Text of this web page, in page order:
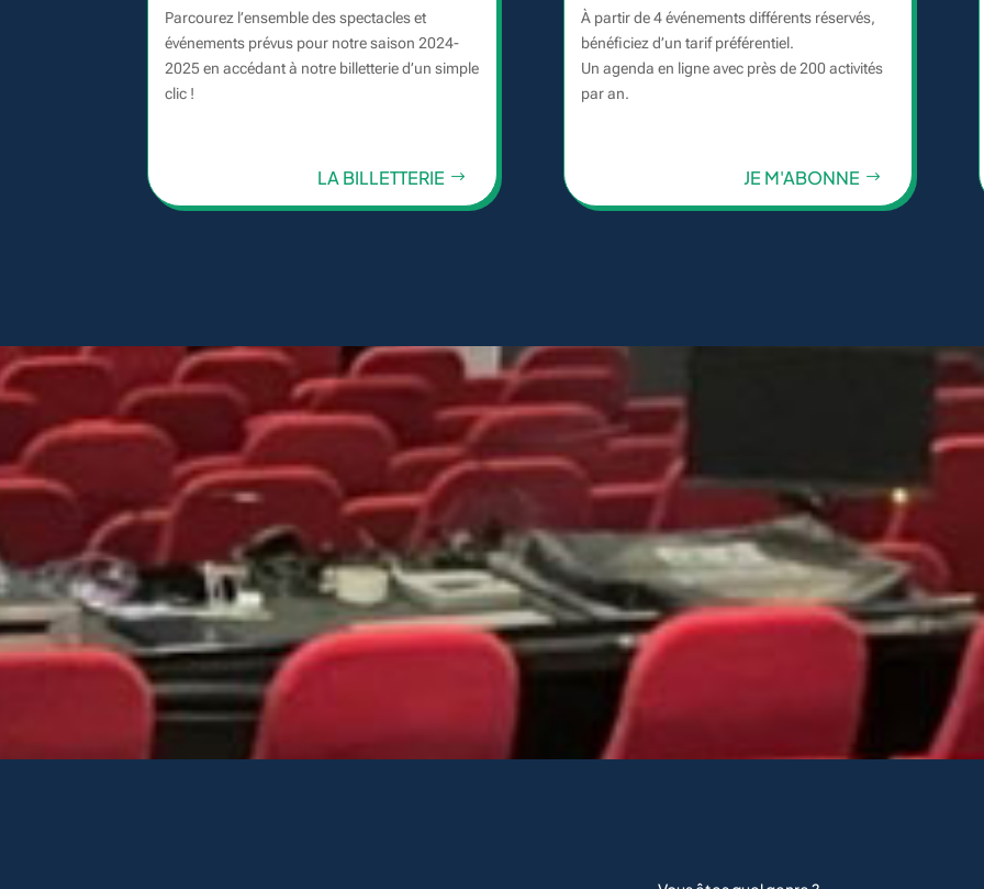
Parcourez l’ensemble des spectacles et
événements prévus pour notre saison 2024-
2025 en accédant à notre billetterie d’un simple
clic !
LA BILLETTERIE
À partir de 4 événements différents réservés,
bénéficiez d’un tarif préférentiel.
Un agenda en ligne avec près de 200 activités
par an.
JE M'ABONNE